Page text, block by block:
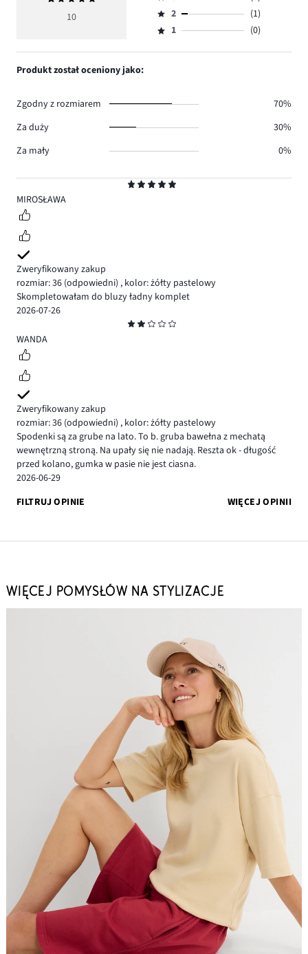
5
MIROSŁAWA
Zweryfikowany zakup
rozmiar: 36 (odpowiedni) , kolor: żółty pastelowy
Skompletowałam do bluzy ładny komplet
2026-07-26
2
WANDA
Zweryfikowany zakup
rozmiar: 36 (odpowiedni) , kolor: żółty pastelowy
Spodenki są za grube na lato. To b. gruba bawełna z mechatą
wewnętrzną stroną. Na upały się nie nadają. Reszta ok - długość
przed kolano, gumka w pasie nie jest ciasna.
2026-06-29
FILTRUJ OPINIE
WIĘCEJ OPINII
ocena
10
głosów
7.
ilość
głosów
Ocena
3,
ilość
Ocena
2,
2
(1)
Ocena
1,
1 (0)
Produkt został oceniony jako:
Zgodny z rozmiarem
70%
Za duży
30%
Za mały
0%
WIĘCEJ POMYSŁÓW NA STYLIZACJE